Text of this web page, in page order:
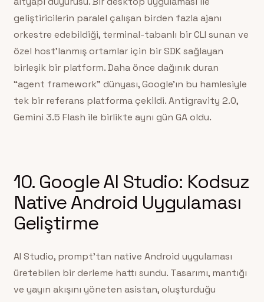
geliştiricilerin paralel çalışan birden fazla ajanı
orkestre edebildiği, terminal-tabanlı bir CLI sunan ve
özel host’lanmış ortamlar için bir SDK sağlayan
birleşik bir platform. Daha önce dağınık duran
“agent framework” dünyası, Google’ın bu hamlesiyle
tek bir referans platforma çekildi. Antigravity 2.0,
Gemini 3.5 Flash ile birlikte aynı gün GA oldu.
10. Google AI Studio: Kodsuz
Native Android Uygulaması
Geliştirme
AI Studio, prompt’tan native Android uygulaması
üretebilen bir derleme hattı sundu. Tasarımı, mantığı
ve yayın akışını yöneten asistan, oluşturduğu